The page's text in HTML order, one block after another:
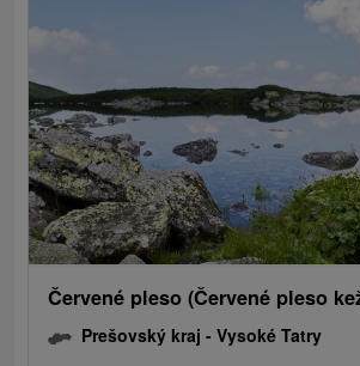
Červené pleso (Červené pleso
Prešovský kraj -Vysoké Tatry